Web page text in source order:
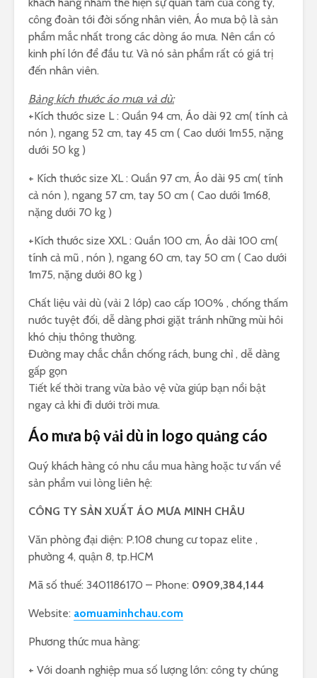
công đoàn tới đời sống nhân viên, Áo mưa bộ là sản
phẩm mắc nhất trong các dòng áo mưa. Nên cần có
kinh phí lớn để đầu tư. Và nó sản phẩm rất có giá trị
đến nhân viên.
Bảng kích thước áo mưa vả dù:
+Kích thước size L : Quần 94 cm, Áo dài 92 cm( tính cả
nón ), ngang 52 cm, tay 45 cm ( Cao dưới 1m55, nặng
dưới 50 kg )
+ Kích thước size XL : Quần 97 cm, Áo dài 95 cm( tính
cả nón ), ngang 57 cm, tay 50 cm ( Cao dưới 1m68,
nặng dưới 70 kg )
+Kích thước size XXL : Quần 100 cm, Áo dài 100 cm(
tính cả mũ , nón ), ngang 60 cm, tay 50 cm ( Cao dưới
1m75, nặng dưới 80 kg )
Chất liệu vải dù (vải 2 lớp) cao cấp 100% , chống thấm
nước tuyệt đối, dễ dàng phơi giặt tránh những mùi hôi
khó chịu thông thường.
Đường may chắc chắn chống rách, bung chỉ , dễ dàng
gấp gọn
Tiết kế thời trang vừa bảo vệ vừa giúp bạn nổi bật
ngay cả khi đi dưới trời mưa.
Áo mưa bộ vải dù in logo quảng cáo
Quý khách hàng có nhu cầu mua hàng hoặc tư vấn về
sản phẩm vui lòng liên hệ:
CÔNG TY SẢN XUẤT ÁO MƯA MINH CHÂU
Văn phòng đại diện: P.108 chung cư topaz elite ,
phường 4, quận 8, tp.HCM
Mã số thuế: 3401186170 – Phone: 0909,384,144
Website: aomuaminhchau.com
Phương thức mua hàng:
+ Với doanh nghiệp mua số lượng lớn: công ty chúng